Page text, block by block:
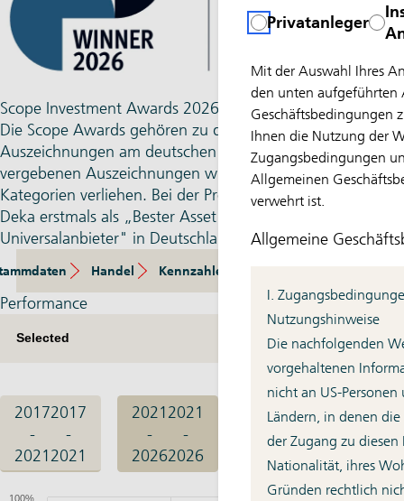
Privatanleger
Mit der Auswahl Ihres
den unten aufgeführten
Geschäftsbedingungen
Ihnen die Nutzung der
Zugangsbedingungen
Allgemeinen
verwehrt ist.
Allgemeine
I.
Nutzungshinweise
Die nachfolgenden
vorgehaltenen
nicht an US-
Ländern, in denen
der Zugang zu
Nationalität, ihres
Gründen rechtlich
Scope Investment Awards 2026
Die Scope Awards gehören zu den traditions­reichsten
Auszeichnungen am deutschen Markt. Die seit 2005
vergebenen Auszeichnungen wurden dieses Mal in 58
Kategorien verliehen. Bei der Preisverleihung wurde die
Deka erstmals als „Bester Asset Manager
Universalanbieter" in Deutschland ausgezeichnet.
Handel Kennzahlen
Performance
2017
-
2021
2017
-
2021
2021
-
2026
2021
-
2026